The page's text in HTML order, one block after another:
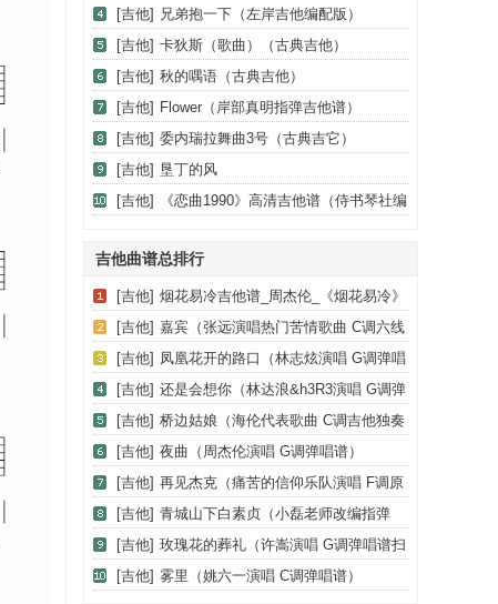
侍书琴社编配版）
[吉他] 兄弟抱一下（左岸吉他编配版）
[吉他] 卡狄斯（歌曲）（古典吉他）
[吉他] 秋的喁语（古典吉他）
[吉他] Flower（岸部真明指弹吉他谱）
[吉他] 委内瑞拉舞曲3号（古典吉它）
[吉他] 垦丁的风
[吉他]
《恋曲1990》高清吉他谱（侍书琴社编
吉他曲谱总排行
[吉他] 烟花易冷吉他谱_周杰伦_《烟花易冷》
C调弹唱谱_高清六线谱
[吉他] 嘉宾（张远演唱热门苦情歌曲 C调六线
弹唱谱）
[吉他] 凤凰花开的路口（林志炫演唱 G调弹唱
谱）
[吉他] 还是会想你（林达浪&h3R3演唱 G调弹
唱六线谱）
[吉他] 桥边姑娘（海伦代表歌曲 C调吉他独奏
谱）
[吉他] 夜曲（周杰伦演唱 G调弹唱谱）
[吉他] 再见杰克（痛苦的信仰乐队演唱 F调原
调版）
[吉他] 青城山下白素贞（小磊老师改编指弹
谱）
[吉他] 玫瑰花的葬礼（许嵩演唱 G调弹唱谱扫
弦+拍弦）
[吉他] 雾里（姚六一演唱 C调弹唱谱）